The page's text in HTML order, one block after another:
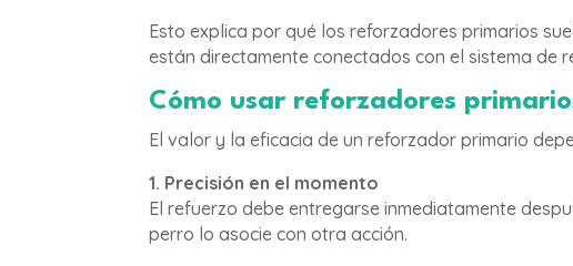
Esto explica por qué los reforzadores primarios
están directamente conectados con el sistema de
Cómo usar reforzadores
El valor y la eficacia de un reforzador primario
1. Precisión en el momento
El refuerzo debe entregarse inmediatamente
perro lo asocie con otra acción.